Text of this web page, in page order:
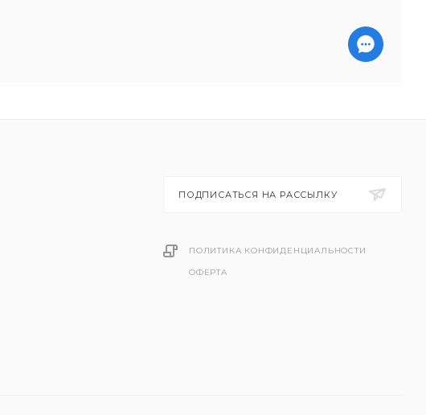
ПОДПИСАТЬСЯ НА РАССЫЛКУ
ПОЛИТИКА КОНФИДЕНЦИАЛЬНОСТИ
ОФЕРТА